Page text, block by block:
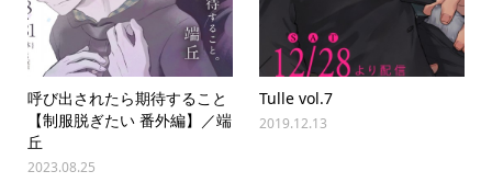
呼び出されたら期待すること
【制服脱ぎたい 番外編】／端
丘
2023.08.25
Tulle vol.7
2019.12.13